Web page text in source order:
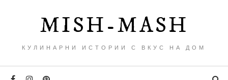
MISH-MASH
КУЛИНАРНИ ИСТОРИИ С ВКУС НА ДОМ